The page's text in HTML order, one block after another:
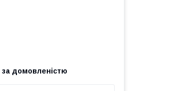
за домовленістю